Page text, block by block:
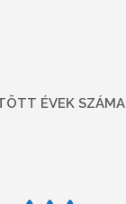
ÉVEK SZÁMA